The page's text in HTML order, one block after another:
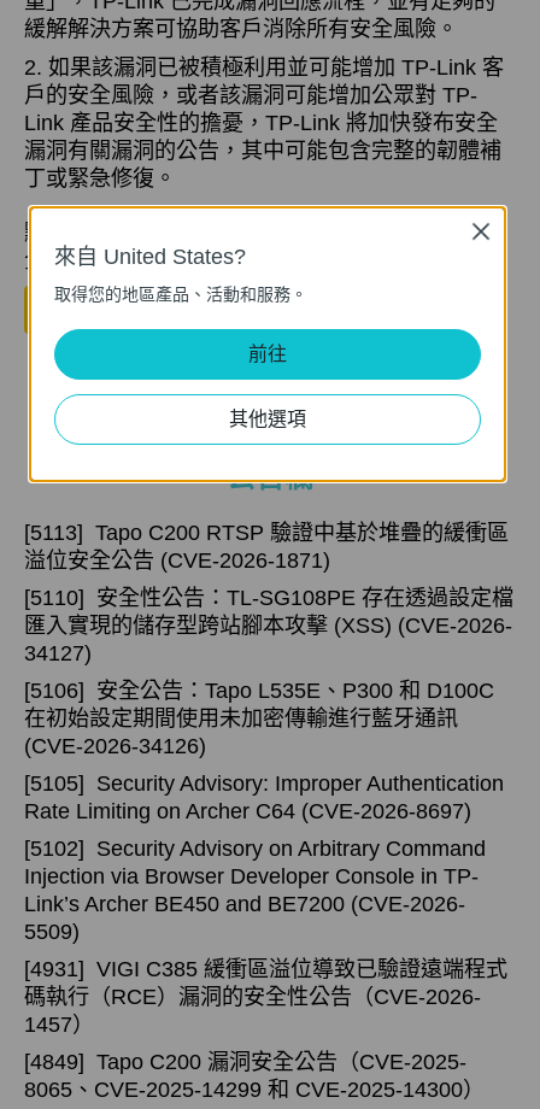
緩解解決方案可協助客戶消除所有安全風險。
2. 如果該漏洞已被積極利用並可能增加 TP-Link 客
戶的安全風險，或者該漏洞可能增加公眾對 TP-
Link 產品安全性的擔憂，TP-Link 將加快發布安全
漏洞有關漏洞的公告，其中可能包含完整的韌體補
丁或緊急修復。
點擊可向 TP-Link 技術支援提交有關我們產品的安
全性相關查詢。
聯繫技術支援團隊
公告欄
[5113] Tapo C200 RTSP 驗證中基於堆疊的緩衝區
溢位安全公告 (CVE-2026-1871)
[5110]
安全性公告：TL-SG108PE 存在透過設定檔
匯入實現的儲存型跨站腳本攻擊 (XSS) (CVE-2026-
34127)
[5106]
安全公告：Tapo L535E、P300 和 D100C
在初始設定期間使用未加密傳輸進行藍牙通訊
(CVE-2026-34126)
[5105]
Security Advisory: Improper Authentication
Rate Limiting on Archer C64 (CVE-2026-8697)
[5102]
Security Advisory on Arbitrary Command
Injection via Browser Developer Console in TP-
Link’s Archer BE450 and BE7200 (CVE-2026-
5509)
[4931] VIGI C385 緩衝區溢位導致已驗證遠端程式
碼執行（RCE）漏洞的安全性公告（CVE-2026-
1457）
[4849] Tapo C200 漏洞安全公告（CVE-2025-
8065、CVE-2025-14299 和 CVE-2025-14300）
來自 United States?
取得您的地區產品、活動和服務。
前往
其他選項
Close